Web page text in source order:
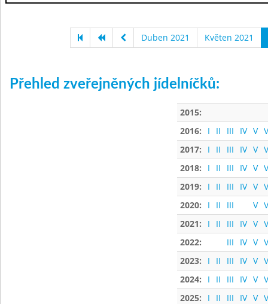
Duben 2021 Květen 2021
Přehled zveřejněných jídelníčků:
2015:
2016:
I II III IV V
2017:
I II III IV V
2018:
I II III IV V
2019:
I II III IV V
2020:
I II III V
2021:
I II III IV V
2022:
III IV V
2023:
I II III IV V
2024:
I II III IV V
2025:
I II III IV V